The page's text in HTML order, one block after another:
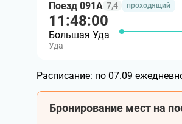
Поезд 091А 7,4 проходящий
11:48:00
Большая Уда
Уда
Расписание: по 07.09
Бронирование мест на